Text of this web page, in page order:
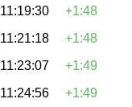
11:19:30
+1:48
11:21:18
+1:48
11:23:07
+1:49
11:24:56 +1:49